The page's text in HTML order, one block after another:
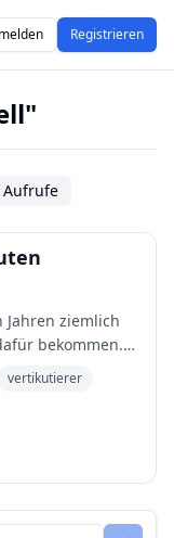
Registrieren
Aufrufe
ziemlich
bekommen.
im Frühjahr
vertikutierer